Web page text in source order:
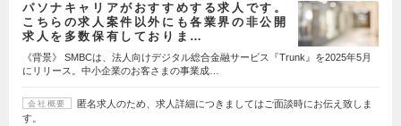
パソナキャリアがおすすめする求人です。
こちらの求人案件以外にも各業界の非公開
求人を多数保有しておりま…
《背景》 SMBCは、法人向けデジタル総合金融サービス『Trunk』を2025年5月
にリリース。中小企業のお客さまの事業成…
会社概要
匿名求人のため、求人詳細につきましてはご面談時にお伝え致しま
す。